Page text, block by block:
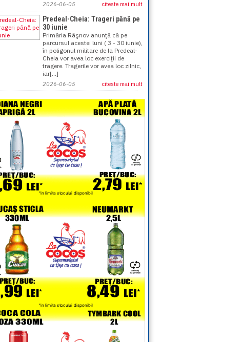
2026-06-05 citeste mai mult
Predeal-Cheia: Trageri până pe
30 iunie
Primăria Râşnov anunţă că pe
parcursul acestei luni ( 3 - 30 iunie),
în poligonul militare de la Predeal-
Cheia vor avea loc exerciţii de
tragere. Tragerile vor avea loc zilnic,
iar[...]
2026-06-05 citeste mai mult